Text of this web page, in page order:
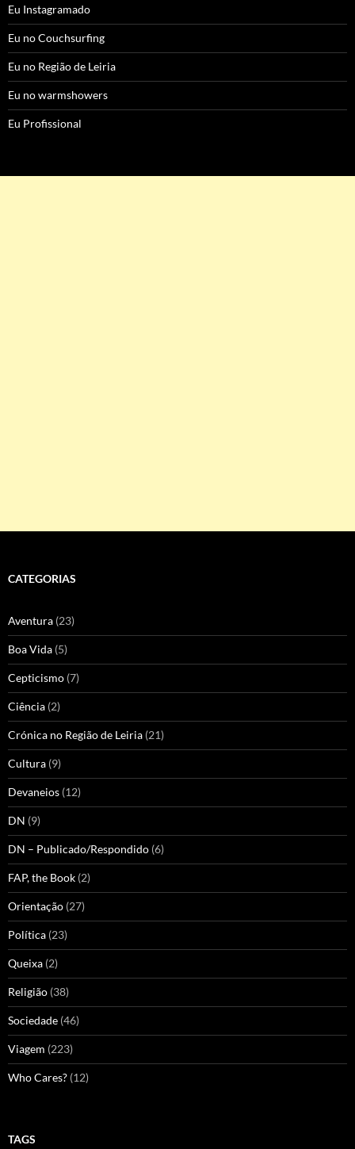
Eu Instagramado
Eu no Couchsurfing
Eu no Região de Leiria
Eu no warmshowers
Eu Profissional
CATEGORIAS
Aventura (23)
Boa Vida (5)
Cepticismo (7)
Ciência (2)
Crónica no Região de Leiria (21)
Cultura (9)
Devaneios (12)
DN (9)
DN – Publicado/Respondido (6)
FAP, the Book (2)
Orientação (27)
Política (23)
Queixa (2)
Religião (38)
Sociedade (46)
Viagem (223)
Who Cares? (12)
TAGS